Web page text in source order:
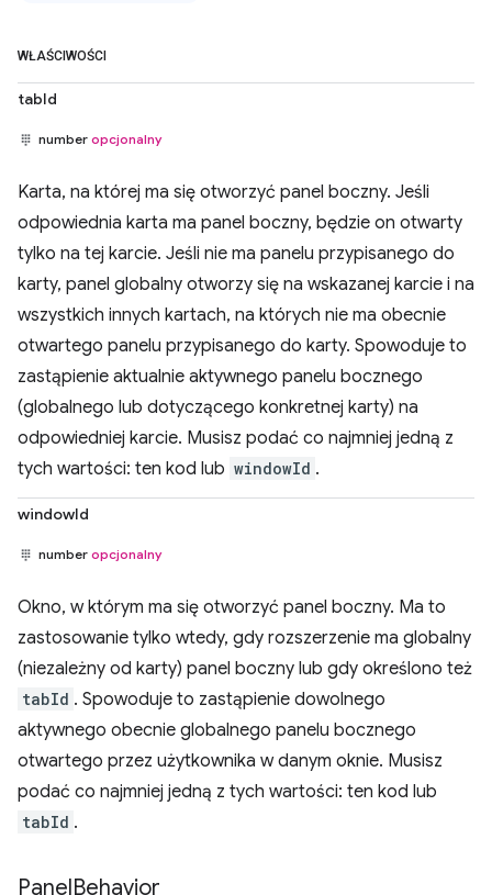
WŁAŚCIWOŚCI
tabId
number opcjonalny
Karta, na której ma się otworzyć panel boczny. Jeśli
odpowiednia karta ma panel boczny, będzie on otwarty
tylko na tej karcie. Jeśli nie ma panelu przypisanego do
karty, panel globalny otworzy się na wskazanej karcie i na
wszystkich innych kartach, na których nie ma obecnie
otwartego panelu przypisanego do karty. Spowoduje to
zastąpienie aktualnie aktywnego panelu bocznego
(globalnego lub dotyczącego konkretnej karty) na
odpowiedniej karcie. Musisz podać co najmniej jedną z
tych wartości: ten kod lub windowId .
windowId
number opcjonalny
Okno, w którym ma się otworzyć panel boczny. Ma to
zastosowanie tylko wtedy, gdy rozszerzenie ma globalny
(niezależny od karty) panel boczny lub gdy określono też
tabId . Spowoduje to zastąpienie dowolnego
aktywnego obecnie globalnego panelu bocznego
otwartego przez użytkownika w danym oknie. Musisz
podać co najmniej jedną z tych wartości: ten kod lub
tabId .
PanelBehavior